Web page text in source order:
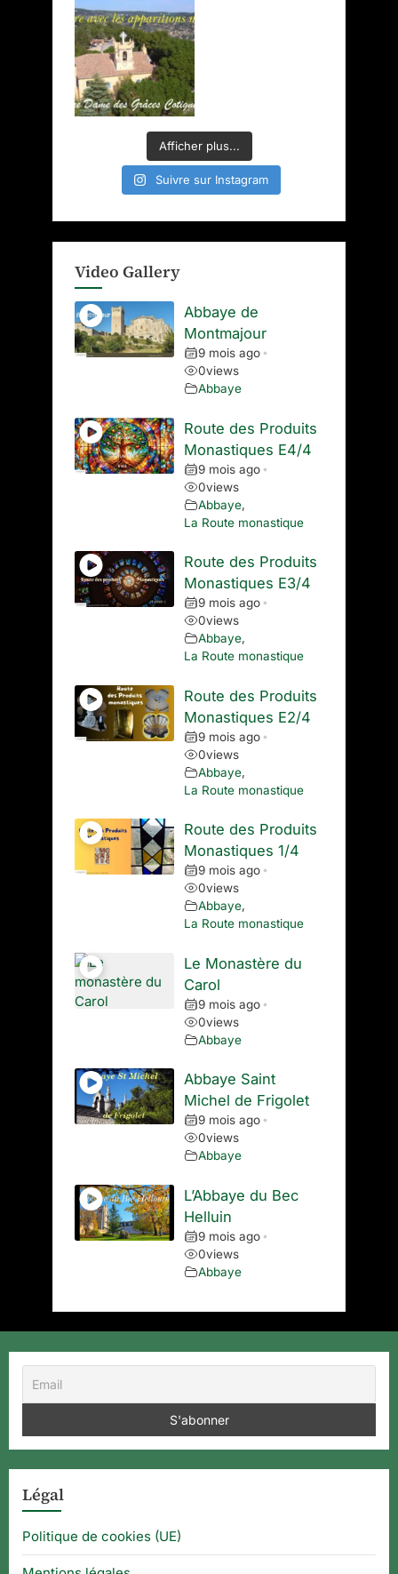
Afficher plus...
Suivre sur Instagram
Video Gallery
Abbaye de
Montmajour
9 mois ago •
0views
Abbaye
Route des Produits
Monastiques E4/4
9 mois ago •
0views
Abbaye,
La Route monastique
Route des Produits
Monastiques E3/4
9 mois ago •
0views
Abbaye,
La Route monastique
Route des Produits
Monastiques E2/4
9 mois ago •
0views
Abbaye,
La Route monastique
Route des Produits
Monastiques 1/4
9 mois ago •
0views
Abbaye,
La Route monastique
Le Monastère du
Carol
9 mois ago •
0views
Abbaye
Abbaye Saint
Michel de Frigolet
9 mois ago •
0views
Abbaye
L’Abbaye du Bec
Helluin
9 mois ago •
0views
Abbaye
Légal
Politique de cookies (UE)